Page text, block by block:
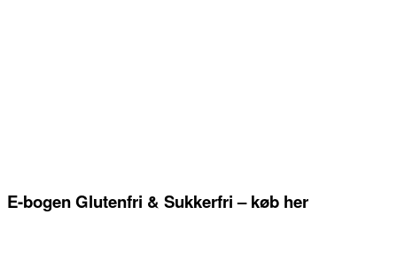
E-bogen Glutenfri & Sukkerfri – køb her